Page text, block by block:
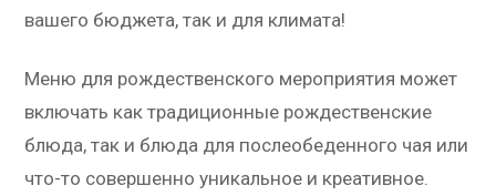
вашего бюджета, так и для климата!
Меню для рождественского мероприятия может
включать как традиционные рождественские
блюда, так и блюда для послеобеденного чая или
что-то совершенно уникальное и креативное.